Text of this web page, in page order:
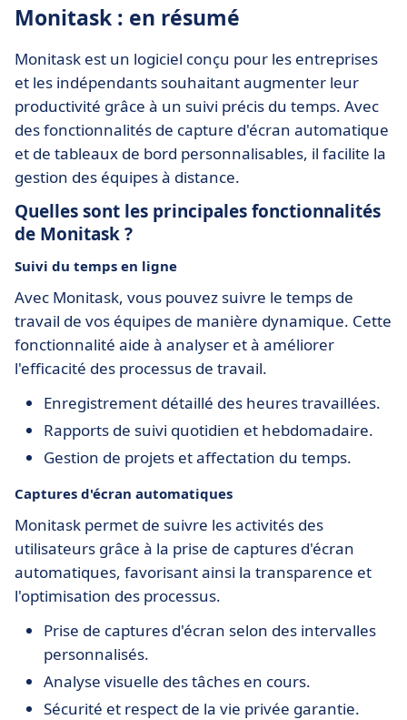
Monitask : en résumé
Monitask est un logiciel conçu pour les entreprises
et les indépendants souhaitant augmenter leur
productivité grâce à un suivi précis du temps. Avec
des fonctionnalités de capture d'écran automatique
et de tableaux de bord personnalisables, il facilite la
gestion des équipes à distance.
Quelles sont les principales fonctionnalités
de Monitask ?
Suivi du temps en ligne
Avec Monitask, vous pouvez suivre le temps de
travail de vos équipes de manière dynamique. Cette
fonctionnalité aide à analyser et à améliorer
l'efficacité des processus de travail.
Enregistrement détaillé des heures travaillées.
Rapports de suivi quotidien et hebdomadaire.
Gestion de projets et affectation du temps.
Captures d'écran automatiques
Monitask permet de suivre les activités des
utilisateurs grâce à la prise de captures d'écran
automatiques, favorisant ainsi la transparence et
l'optimisation des processus.
Prise de captures d'écran selon des intervalles
personnalisés.
Analyse visuelle des tâches en cours.
Sécurité et respect de la vie privée garantie.